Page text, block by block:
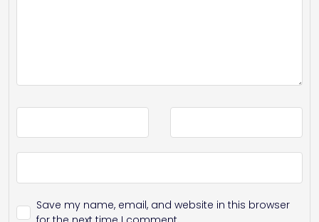
Save my name, email, and website in this browser